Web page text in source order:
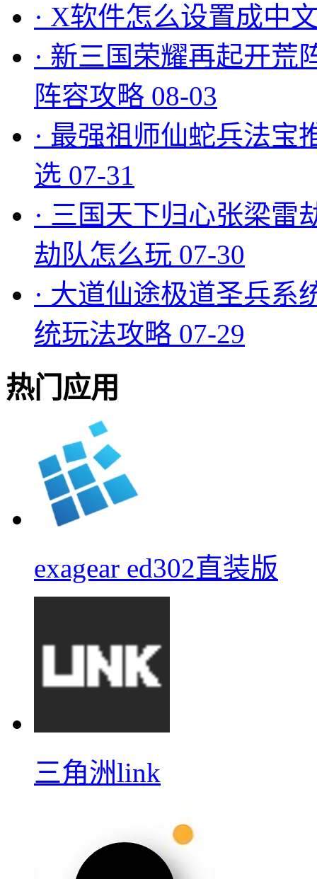
· X软件怎么设置成中
· 新三国荣耀再起开荒
阵容攻略 08-03
· 最强祖师仙蛇兵法宝
选 07-31
· 三国天下归心张梁雷
劫队怎么玩 07-30
· 大道仙途极道圣兵系
统玩法攻略 07-29
热门应用
exagear ed302直装版
三角洲link